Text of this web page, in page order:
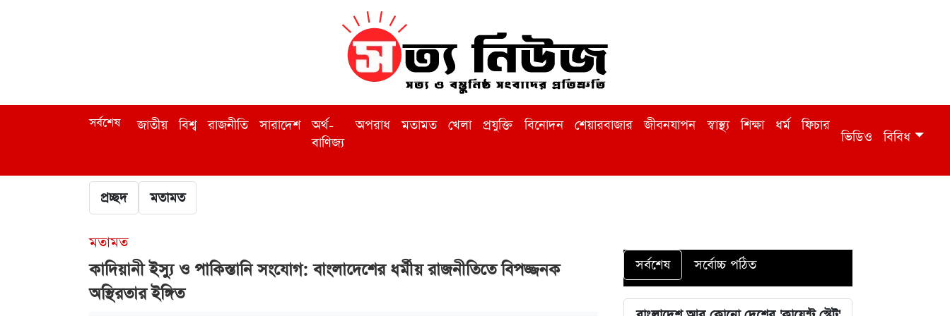
সর্বশেষ জাতীয় বিশ্ব রাজনীতি সারাদেশ
অর্থ-
বাণিজ্য
অপরাধ মতামত খেলা প্রযুক্তি বিনোদন শেয়ারবাজার জীবনযাপন স্বাস্থ্য শিক্ষা ধর্ম ফিচার
ভিডিও বিবিধ
প্রচ্ছদ মতামত
মতামত
কাদিয়ানী ইস্যু ও পাকিস্তানি সংযোগ: বাংলাদেশের ধর্মীয় রাজনীতিতে বিপজ্জনক
অস্থিরতার ইঙ্গিত
সর্বশেষ সর্বোচ্চ পঠিত